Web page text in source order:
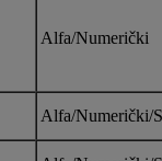
Alfa/Numerički
Alfa/Numerički/